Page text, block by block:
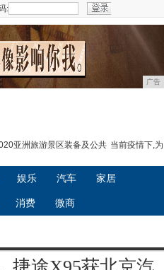
:
广告
亚洲旅游景区装备及公共 当前疫情下,为
娱乐 汽车 家居
消费 微商